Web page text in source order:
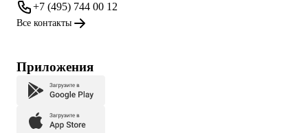
+7 (495) 744 00 12
Все контакты
Приложения